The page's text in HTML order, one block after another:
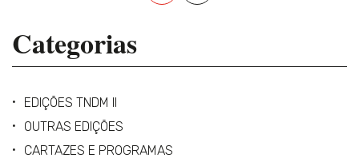
Categorias
EDIÇÕES TNDM II
OUTRAS EDIÇÕES
CARTAZES E PROGRAMAS